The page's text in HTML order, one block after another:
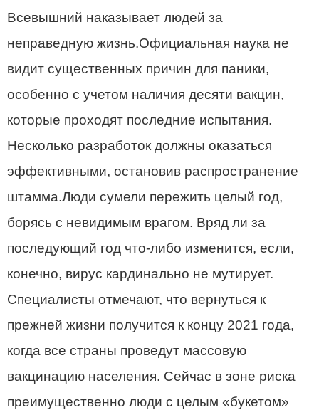
Всевышний наказывает людей за
неправедную жизнь.Официальная наука не
видит существенных причин для паники,
особенно с учетом наличия десяти вакцин,
которые проходят последние испытания.
Несколько разработок должны оказаться
эффективными, остановив распространение
штамма.Люди сумели пережить целый год,
борясь с невидимым врагом. Вряд ли за
последующий год что-либо изменится, если,
конечно, вирус кардинально не мутирует.
Специалисты отмечают, что вернуться к
прежней жизни получится к концу 2021 года,
когда все страны проведут массовую
вакцинацию населения. Сейчас в зоне риска
преимущественно люди с целым «букетом»